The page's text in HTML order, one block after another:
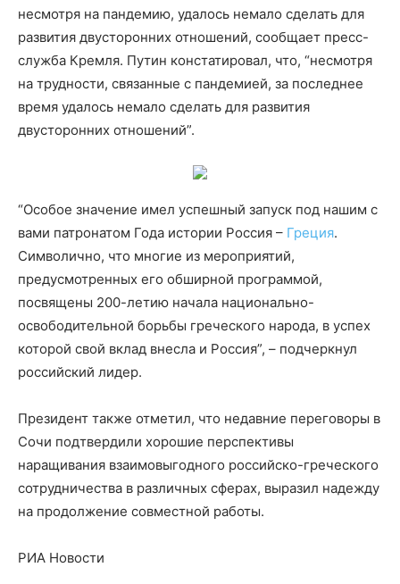
несмотря на пандемию, удалось немало сделать для
развития двусторонних отношений, сообщает пресс-
служба Кремля. Путин констатировал, что, “несмотря
на трудности, связанные с пандемией, за последнее
время удалось немало сделать для развития
двусторонних отношений”.
“Особое значение имел успешный запуск под нашим с
вами патронатом Года истории Россия – Греция.
Символично, что многие из мероприятий,
предусмотренных его обширной программой,
посвящены 200-летию начала национально-
освободительной борьбы греческого народа, в успех
которой свой вклад внесла и Россия”, – подчеркнул
российский лидер.
Президент также отметил, что недавние переговоры в
Сочи подтвердили хорошие перспективы
наращивания взаимовыгодного российско-греческого
сотрудничества в различных сферах, выразил надежду
на продолжение совместной работы.
РИА Новости